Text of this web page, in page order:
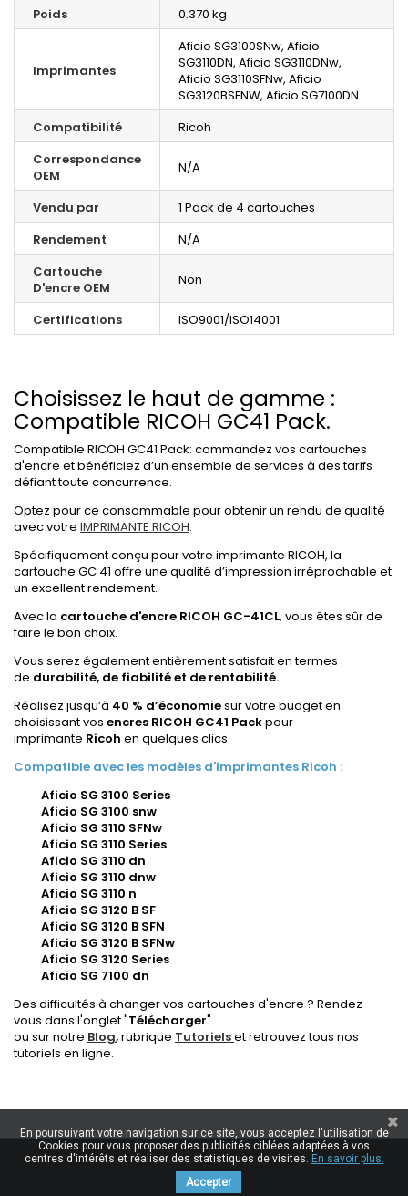
Poids
0.370 kg
Imprimantes
Aficio SG3100SNw, Aficio
SG3110DN, Aficio SG3110DNw,
Aficio SG3110SFNw, Aficio
SG3120BSFNW, Aficio SG7100DN.
Compatibilité
Ricoh
Correspondance
OEM
N/A
Vendu par
1 Pack de 4 cartouches
Rendement
N/A
Cartouche
D'encre OEM
Non
Certifications ISO9001/ISO14001
Choisissez le haut de gamme :
Compatible RICOH GC41 Pack.
Compatible RICOH GC41 Pack: commandez vos cartouches
d'encre et bénéficiez d’un ensemble de services à des tarifs
défiant toute concurrence.
Optez pour ce consommable pour obtenir un rendu de qualité
avec votre IMPRIMANTE RICOH.
Spécifiquement conçu pour votre imprimante RICOH, la
cartouche GC 41 offre une qualité d’impression irréprochable et
un excellent rendement.
Avec la cartouche d'encre RICOH GC-41CL, vous êtes sûr de
faire le bon choix.
Vous serez également entièrement satisfait en termes
de durabilité, de fiabilité et de rentabilité.
Réalisez jusqu’à 40 % d’économiesur votre budget en
choisissant vos encres RICOH GC41 Packpour
imprimante Ricoh en quelques clics.
Compatible avec les modèles d'imprimantes Ricoh :
Aficio SG 3100 Series
Aficio SG 3100 snw
Aficio SG 3110 SFNw
Aficio SG 3110 Series
Aficio SG 3110 dn
Aficio SG 3110 dnw
Aficio SG 3110 n
Aficio SG 3120 B SF
Aficio SG 3120 B SFN
Aficio SG 3120 B SFNw
Aficio SG 3120 Series
Aficio SG 7100 dn
Des difficultés à changer vos cartouches d'encre ? Rendez-
vous dans l'onglet "Télécharger"
ou sur notre Blog,rubrique Tutorielset retrouvez tous nos
tutoriels en ligne.
En poursuivant votre navigation sur ce site, vous acceptez l'utilisation de
Cookies pour vous proposer des publicités ciblées adaptées à vos
centres d'intérêts et réaliser des statistiques de visites. En savoir plus.
Accepter